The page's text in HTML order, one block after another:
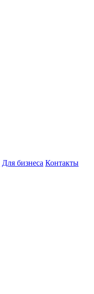
Для бизнеса Контакты